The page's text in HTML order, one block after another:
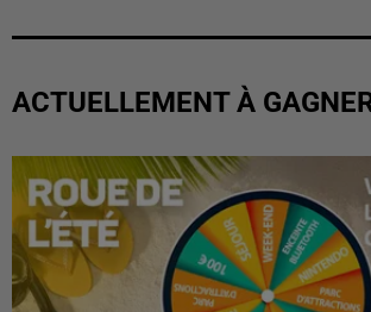
ACTUELLEMENT À